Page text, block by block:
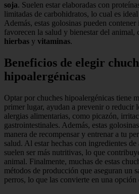
soja. Suelen estar elaboradas con
limitadas de carbohidratos, lo cual es
Además, estas golosinas pueden
favorecen la salud y bienestar del animal,
hierbas y vitaminas.
Beneficios de elegir
hipoalergénicas
Optar por chuches hipoalergénicas tiene
primer lugar, ayudan a prevenir o reducir
alergias alimentarias, como picazón,
gastrointestinales. Además, estas
manera de recompensar y entrenar a tu
salud. Al estar hechas con ingredientes
suelen ser más nutritivas, lo que
animal. Finalmente, muchas de estas
métodos de producción que aseguran un
perros, lo que las convierte en una